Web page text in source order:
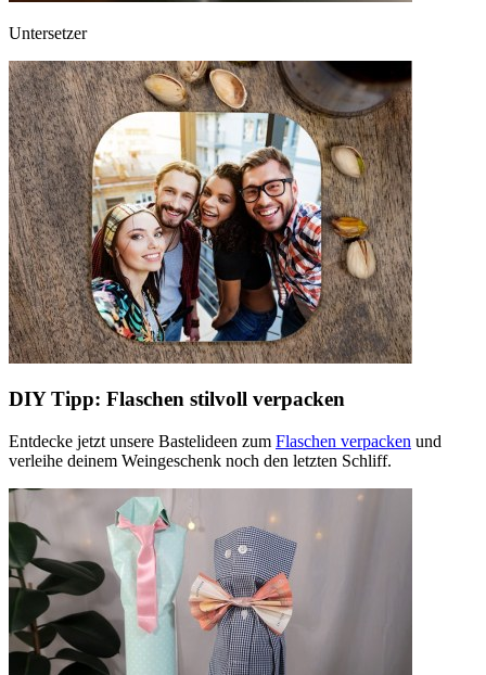
Untersetzer
DIY Tipp: Flaschen stilvoll verpacken
Entdecke jetzt unsere Bastelideen zum Flaschen verpacken und
verleihe deinem Weingeschenk noch den letzten Schliff.